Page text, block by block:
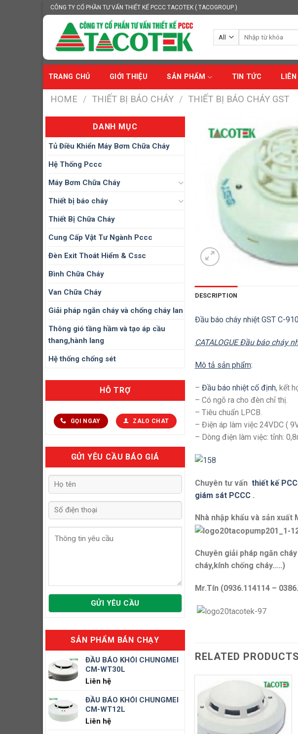
Skip
to
content
CÔNG TY CỔ PHẦN TƯ VẤN THIẾT KẾ PCCC TACOTEK ( TACOGROUP )
Search
TRANG CHỦ GIỚI THIỆU SẢN PHẨM TIN TỨC
HOME / THIẾT BỊ BÁO CHÁY / THIẾT BỊ BÁO CHÁY GST
DANH MỤC
Tủ Điều Khiển Máy Bơm Chữa Cháy
Hệ Thống Pccc
Máy Bơm Chữa Cháy
Thiết bị báo cháy
Thiết Bị Chữa Cháy
Cung Cấp Vật Tư Ngành Pccc
Đèn Exit Thoát Hiểm & Cssc
Bình Chữa Cháy
Van Chữa Cháy
Giải pháp ngăn cháy và chống cháy lan
Thông gió tầng hầm và tạo áp cầu
thang,hành lang
Hệ thống chống sét
HỖ TRỢ
GỌI NGAY ZALO CHAT
GỬI YÊU CẦU BÁO GIÁ
SẢN PHẨM BÁN CHẠY
ĐẦU BÁO KHÓI CHUNGMEI
CM-WT30L
Liên hệ
ĐẦU BÁO KHÓI CHUNGMEI
CM-WT12L
Liên hệ
DESCRIPTION
Đầu báo cháy nhiệt GST C-
CATALOGUE Đầu báo cháy
Mô tả sản phẩm:
– Đầu báo nhiệt cố định, kết
– Có ngõ ra cho đèn chỉ thị.
– Tiêu chuẩn LPCB.
– Điện áp làm việc 24VDC (
– Dòng điện làm việc: tỉnh:
Chuyên tư vấn thiết kế
giám sát PCCC.
Nhà nhập khẩu và sản xuất
Chuyên giải pháp ngăn
cháy,kính chống cháy…..)
Mr.Tín (0936.114114 –
RELATED PRODUCTS
BÁO NHIỆT 12 VDC
GST R-6602v
ĐẦU BÁO NHIỆT CỐ ĐỊNH
KẾT HỢP GIA TĂNG ĐỊA